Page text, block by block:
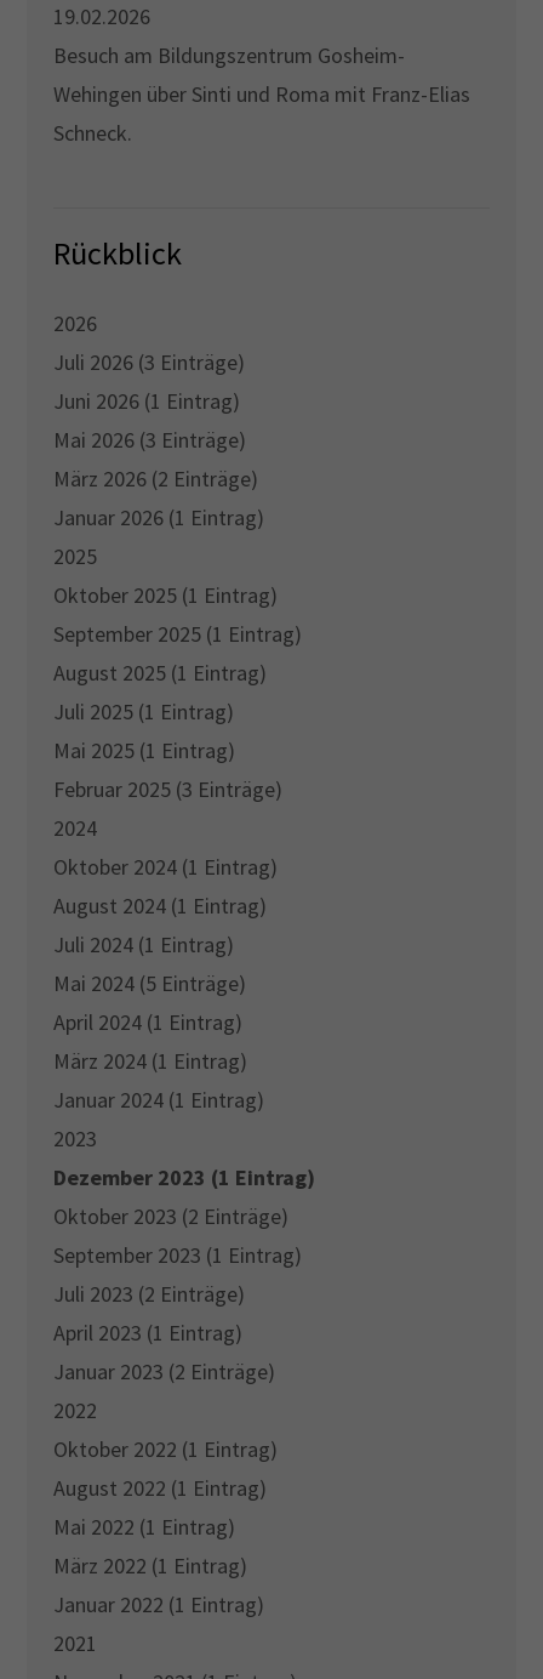
19.02.2026
Besuch am Bildungszentrum Gosheim-
Wehingen über Sinti und Roma mit Franz-Elias
Schneck.
Rückblick
2026
Juli 2026 (3 Einträge)
Juni 2026 (1 Eintrag)
Mai 2026 (3 Einträge)
März 2026 (2 Einträge)
Januar 2026 (1 Eintrag)
2025
Oktober 2025 (1 Eintrag)
September 2025 (1 Eintrag)
August 2025 (1 Eintrag)
Juli 2025 (1 Eintrag)
Mai 2025 (1 Eintrag)
Februar 2025 (3 Einträge)
2024
Oktober 2024 (1 Eintrag)
August 2024 (1 Eintrag)
Juli 2024 (1 Eintrag)
Mai 2024 (5 Einträge)
April 2024 (1 Eintrag)
März 2024 (1 Eintrag)
Januar 2024 (1 Eintrag)
2023
Dezember 2023 (1 Eintrag)
Oktober 2023 (2 Einträge)
September 2023 (1 Eintrag)
Juli 2023 (2 Einträge)
April 2023 (1 Eintrag)
Januar 2023 (2 Einträge)
2022
Oktober 2022 (1 Eintrag)
August 2022 (1 Eintrag)
Mai 2022 (1 Eintrag)
März 2022 (1 Eintrag)
Januar 2022 (1 Eintrag)
2021